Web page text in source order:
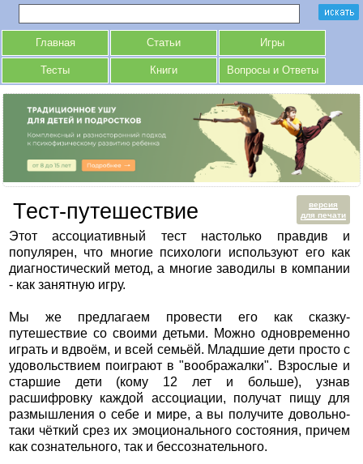
Главная Статьи Игры
Тесты Книги Вопросы и Ответы
версия
для печати
Тест-путешествие
Этот ассоциативный тест настолько правдив и
популярен, что многие психологи используют его как
диагностический метод, а многие заводилы в компании
- как занятную игру.
Мы же предлагаем провести его как сказку-
путешествие со своими детьми. Можно одновременно
играть и вдвоём, и всей семьёй. Младшие дети просто с
удовольствием поиграют в "воображалки". Взрослые и
старшие дети (кому 12 лет и больше), узнав
расшифровку каждой ассоциации, получат пищу для
размышления о себе и мире, а вы получите довольно-
таки чёткий срез их эмоционального состояния, причем
как сознательного, так и бессознательного.